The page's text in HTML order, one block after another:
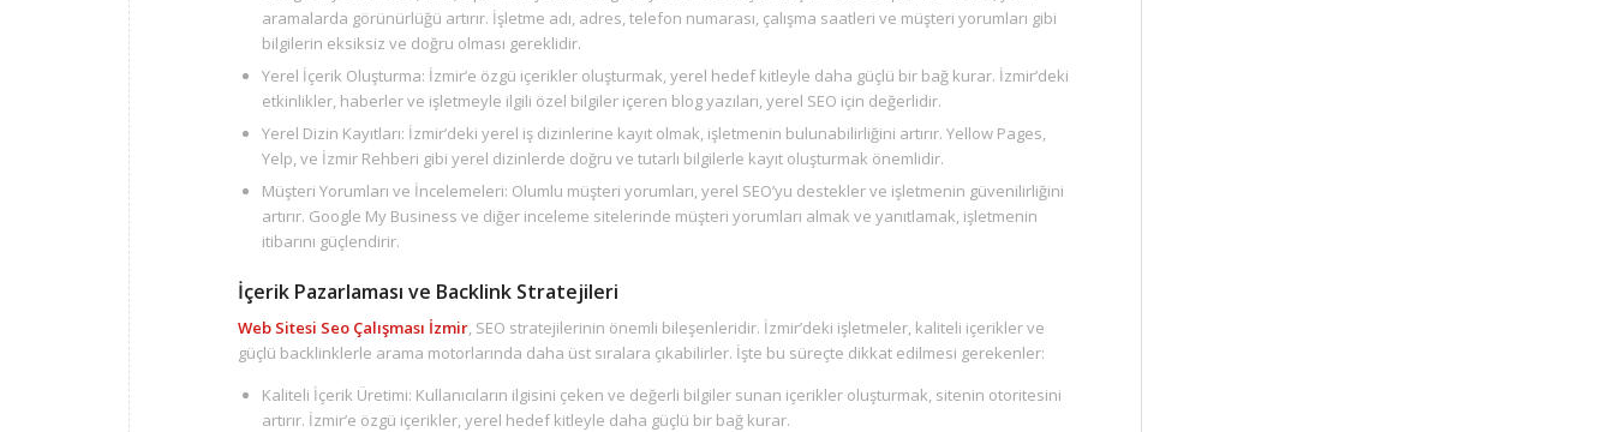
aramalarda görünürlüğü artırır. İşletme adı, adres, telefon numarası, çalışma saatleri ve müşteri yorumları gibi
bilgilerin eksiksiz ve doğru olması gereklidir.
Yerel İçerik Oluşturma: İzmir’e özgü içerikler oluşturmak, yerel hedef kitleyle daha güçlü bir bağ kurar. İzmir’deki
etkinlikler, haberler ve işletmeyle ilgili özel bilgiler içeren blog yazıları, yerel SEO için değerlidir.
Yerel Dizin Kayıtları: İzmir’deki yerel iş dizinlerine kayıt olmak, işletmenin bulunabilirliğini artırır. Yellow Pages,
Yelp, ve İzmir Rehberi gibi yerel dizinlerde doğru ve tutarlı bilgilerle kayıt oluşturmak önemlidir.
Müşteri Yorumları ve İncelemeleri: Olumlu müşteri yorumları, yerel SEO’yu destekler ve işletmenin güvenilirliğini
artırır. Google My Business ve diğer inceleme sitelerinde müşteri yorumları almak ve yanıtlamak, işletmenin
itibarını güçlendirir.
İçerik Pazarlaması ve Backlink Stratejileri
Web Sitesi Seo Çalışması İzmir, SEO stratejilerinin önemli bileşenleridir. İzmir’deki işletmeler, kaliteli içerikler ve
güçlü backlinklerle arama motorlarında daha üst sıralara çıkabilirler. İşte bu süreçte dikkat edilmesi gerekenler:
Kaliteli İçerik Üretimi: Kullanıcıların ilgisini çeken ve değerli bilgiler sunan içerikler oluşturmak, sitenin otoritesini
artırır. İzmir’e özgü içerikler, yerel hedef kitleyle daha güçlü bir bağ kurar.